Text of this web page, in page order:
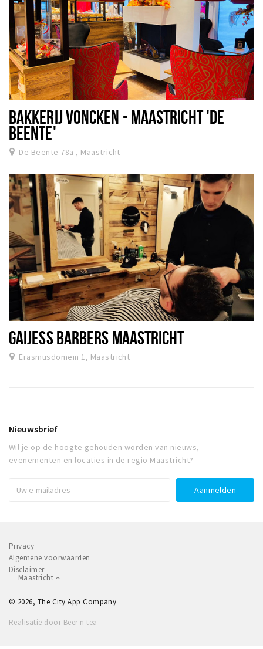
BAKKERIJ VONCKEN - MAASTRICHT 'DE
BEENTE'
De Beente 78a , Maastricht
GAIJESS BARBERS MAASTRICHT
Erasmusdomein 1, Maastricht
Nieuwsbrief
Wil je op de hoogte gehouden worden van nieuws,
evenementen en locaties in de regio Maastricht?
Privacy
Algemene voorwaarden
Disclaimer
Maastricht
© 2026, The City App Company
Realisatie door Beer n tea